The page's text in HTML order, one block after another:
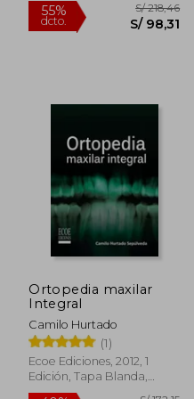
50% S/ 567,58
Ortopedia maxilar
Integral
Camilo Hurtado
(1)
Ecoe Ediciones, 2012, 1
Edición, Tapa Blanda,
Nuevo